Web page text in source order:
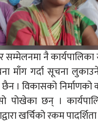
सम्मेलनमा नै
माँग गर्दा सूचना
छैन । विकासको
पोखेका छन् ।
खर्चिको रकम